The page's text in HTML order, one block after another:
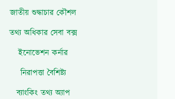
জাতীয় শুদ্ধাচার কৌশল
তথ্য অধিকার সেবা বক্স
ইনোভেশন কর্নার
নিরাপত্তা বৈশিষ্ট্য
ব্যাংকিং তথ্য অ্যাপ